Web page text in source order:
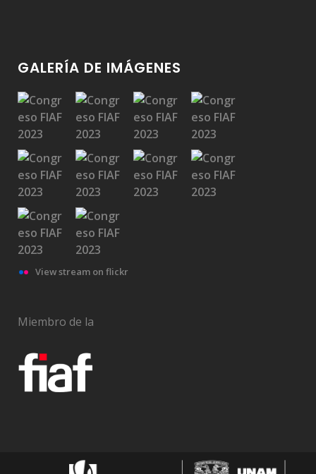
GALERÍA DE IMÁGENES
View stream on flickr
Miembro de la